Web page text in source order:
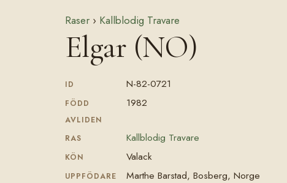
Raser › Kallblodig Travare
Elgar (NO)
ID N-82-0721
FÖDD 1982
AVLIDEN
RAS
Kallblodig Travare
KÖN Valack
UPPFÖDARE Marthe Barstad, Bosberg, Norge